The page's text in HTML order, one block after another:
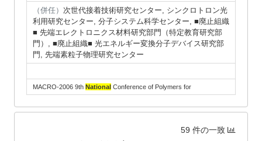
（併任） 次世代接着技術研究センター, シンクロトロン光
利用研究センター, 分子システム科学センター, ■廃止組織
■ 先端エレクトロニクス材料研究部門（特定教育研究部
門）, ■廃止組織■ 光エネルギー変換分子デバイス研究部
門, 先端素粒子物理研究センター
MACRO-2006 9th National Conference of Polymers for
59 件の一致